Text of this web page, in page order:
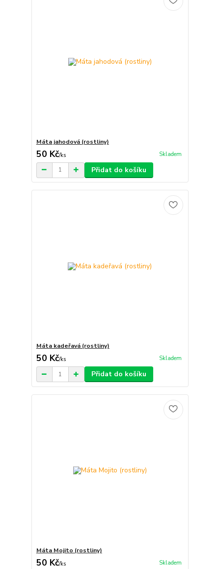
Máta jahodová (rostliny)
50 Kč/ks Skladem
Přidat do košíku
Máta kadeřavá (rostliny)
50 Kč/ks Skladem
Přidat do košíku
Máta Mojito (rostliny)
50 Kč/ks Skladem